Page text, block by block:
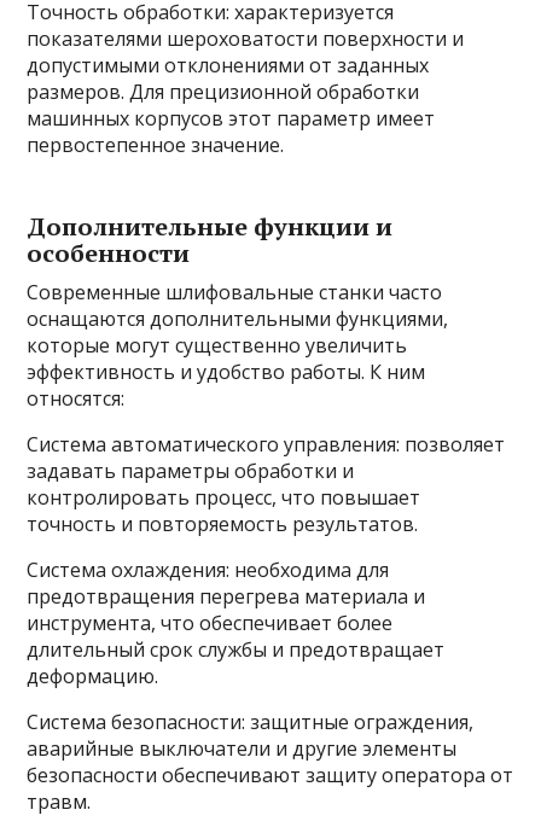
Точность обработки: характеризуется
показателями шероховатости поверхности и
допустимыми отклонениями от заданных
размеров. Для прецизионной обработки
машинных корпусов этот параметр имеет
первостепенное значение.
Дополнительные функции и
особенности
Современные шлифовальные станки часто
оснащаются дополнительными функциями,
которые могут существенно увеличить
эффективность и удобство работы. К ним
относятся:
Система автоматического управления: позволяет
задавать параметры обработки и
контролировать процесс, что повышает
точность и повторяемость результатов.
Система охлаждения: необходима для
предотвращения перегрева материала и
инструмента, что обеспечивает более
длительный срок службы и предотвращает
деформацию.
Система безопасности: защитные ограждения,
аварийные выключатели и другие элементы
безопасности обеспечивают защиту оператора от
травм.